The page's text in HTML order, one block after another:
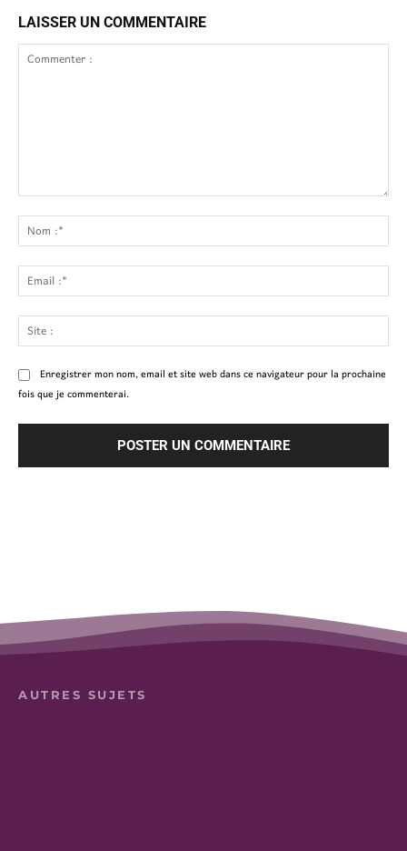
LAISSER UN COMMENTAIRE
:*
:*
:
Enregistrer mon nom, email et site web dans ce navigateur pour la prochaine
fois que je commenterai.
AUTRES SUJETS